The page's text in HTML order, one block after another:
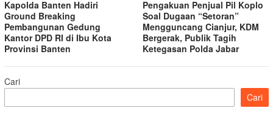
Kapolda Banten Hadiri
Ground Breaking
Pembangunan Gedung
Kantor DPD RI di Ibu Kota
Provinsi Banten
Pengakuan Penjual Pil Koplo
Soal Dugaan “Setoran”
Mengguncang Cianjur, KDM
Bergerak, Publik Tagih
Ketegasan Polda Jabar
Cari
Cari